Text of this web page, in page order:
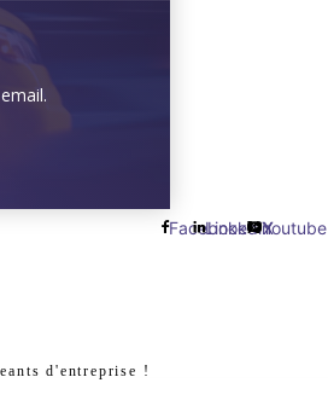
Facebook
Linkedin
X
Youtube
d'entreprise !